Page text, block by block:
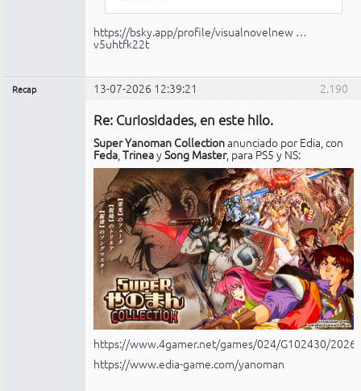
https://bsky.app/profile/visualnovelnew …
v5uhtfk22t
2.190
Recap 13-07-2026 12:39:21
Re: Curiosidades, en este hilo.
Super Yanoman Collectionanunciado por Edia, con
Feda TrineaySong Master, para PS5 y NS:
https://www.4gamer.net/games/024/G102430/
https://www.edia-game.com/yanoman